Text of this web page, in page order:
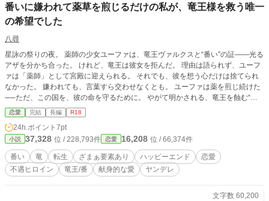
番いに嫌われて薬草を煎じるだけの私が、竜王様を救う唯一
の希望でした
八尋
星詠の祭りの夜。 薬師の少女ユーファは、竜王ヴァルクスと“番い”の証――光る
アザを分かち合った。 けれど、竜王は彼女を拒んだ。 理由は語られず、ユーフ
ァは「薬師」として宮殿に迎えられる。 それでも、彼を想う心だけは捨てられ
なかった。 嫌われても、言葉すら交わせなくとも。 ユーファは薬を煎じ続けた
──ただ、この国を、彼の命を守るために。 やがて明かされる、竜王を蝕む“魂
の病”。 それを癒せるのは、禁忌の地に咲く幻の花。 運命に背を向けた竜王と、
命を賭して愛を貫くユーファ。 魂をかけた恋の物語の結末は──。 完結済みなの
で定期投稿になります。 作者の考える架空世界の話しなのでご都合主義となり
ます。 他サイトにも掲載予定。
恋愛 完結 長編 R18
24h.ポイント 7pt
小説 37,328 位 / 228,793件 恋愛 16,208 位 / 66,374件
番い 竜 転生 ざまぁ要素あり ハッピーエンド
恋愛
不遇ヒロイン
竜王/番 献身的な愛 ヤンデレ
文字数 60,200